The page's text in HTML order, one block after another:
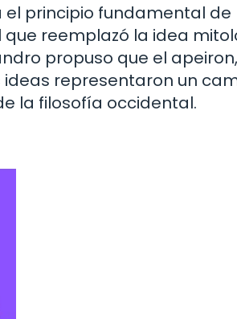
el principio fundamental de
reemplazó la idea
propuso que el
representaron un
la filosofía occidental.